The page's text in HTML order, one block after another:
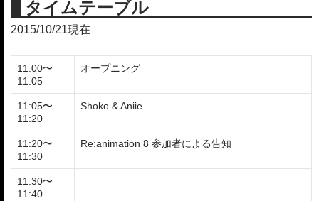
タイムテーブル
2015/10/21現在
11:00〜
11:05
オープニング
11:05〜
11:20
Shoko & Aniie
11:20〜
11:30
Re:animation 8 参加者による告知
11:30〜
11:40